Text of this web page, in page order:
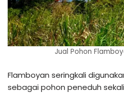
Jual Pohon
Flamboyan seringkali
sebagai pohon peneduh